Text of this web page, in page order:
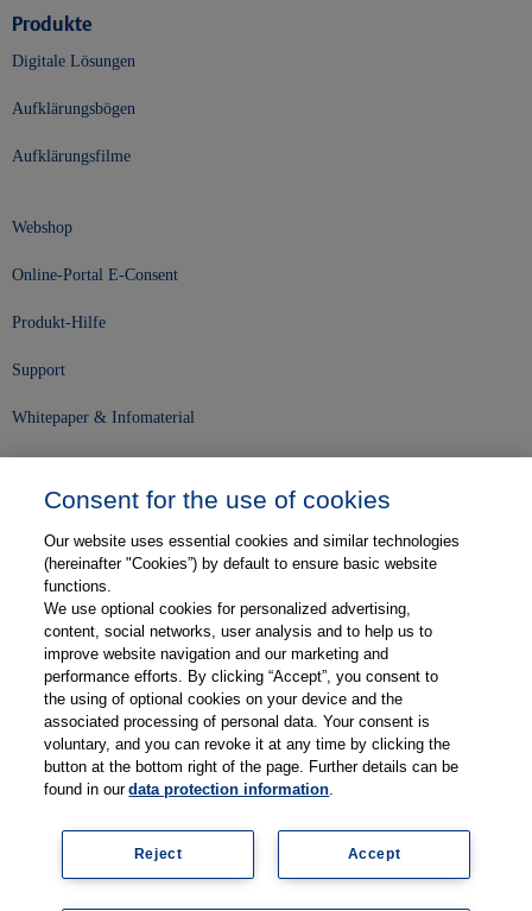
Produkte
Digitale Lösungen
Aufklärungsbögen
Aufklärungsfilme
Webshop
Online-Portal E-Consent
Produkt-Hilfe
Support
Whitepaper & Infomaterial
Karriere
Kontakt
Web-Semniare
Anwenderberichte
Partner
Impressum Datenschutz Kontakt AGB
Consent for the use of cookies
Our website uses essential cookies and similar technologies
(hereinafter "Cookies”) by default to ensure basic website
functions.
We use optional cookies for personalized advertising,
content, social networks, user analysis and to help us to
improve website navigation and our marketing and
performance efforts. By clicking “Accept”, you consent to
the using of optional cookies on your device and the
associated processing of personal data. Your consent is
voluntary, and you can revoke it at any time by clicking the
button at the bottom right of the page. Further details can be
found in ourdata protection information.
Accept
Reject